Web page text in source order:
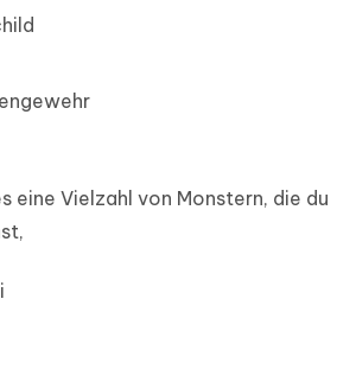
eine Vielzahl von Monstern, die du